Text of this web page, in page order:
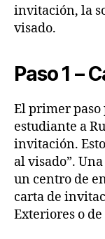
invitación, la
visado.
Paso 1 –
El primer paso
estudiante a
invitación.
al visado”.
un centro de
carta de
Exteriores o